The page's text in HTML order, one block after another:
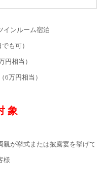
インルーム宿泊
も可）
円相当）
6万円相当）
象
親が挙式または披露宴を挙げて
様